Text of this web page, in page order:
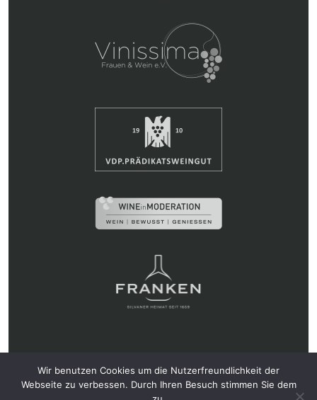
Iphofen • Tel.: 09323 87330 •info@wirsching.de
Wir benutzen Cookies um die Nutzerfreundlichkeit der
Webseite zu verbessen. Durch Ihren Besuch stimmen Sie dem